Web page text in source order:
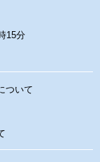
15分
ついて